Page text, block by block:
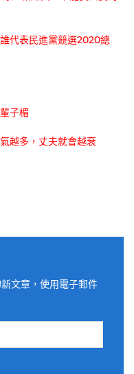
代表民進黨競選2020總
子楣
越多，丈夫就會越衰
文章，使用電子郵件